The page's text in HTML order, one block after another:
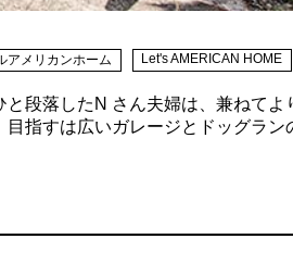
アメリカンホーム Let's AMERICAN HOME
段落したN さん夫婦は、兼ねてよ
指すは広いガレージとドッグラン